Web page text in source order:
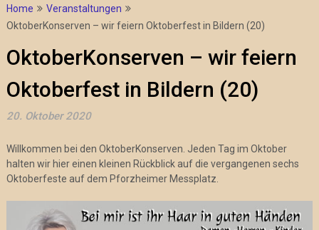
Home
Veranstaltungen
OktoberKonserven – wir feiern Oktoberfest in Bildern (20)
OktoberKonserven – wir feiern
Oktoberfest in Bildern (20)
20. Oktober 2020
Willkommen bei den OktoberKonserven. Jeden Tag im Oktober
halten wir hier einen kleinen Rückblick auf die vergangenen sechs
Oktoberfeste auf dem Pforzheimer Messplatz.